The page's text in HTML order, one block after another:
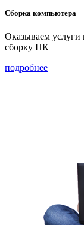
Сборка компьютера
Оказываем услуги
сборку ПК
подробнее